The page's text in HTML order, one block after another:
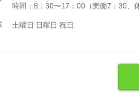
時間：8：30〜17：00（実働7：30、
土曜日 日曜日 祝日